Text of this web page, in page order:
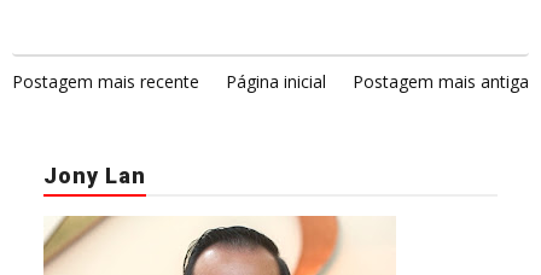
Postagem mais recente Página inicial Postagem mais antiga
Jony Lan